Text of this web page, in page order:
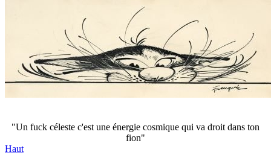
"Un fuck céleste c'est une énergie cosmique qui va droit dans ton
fion"
Haut